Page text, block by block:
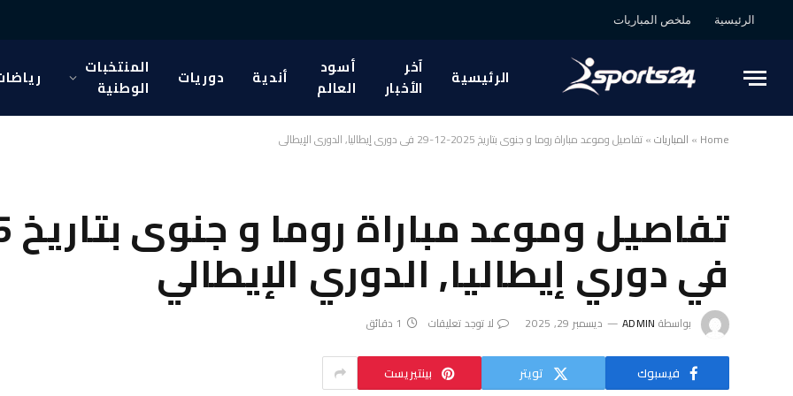
الرئيسية ملخص المباريات
الرئيسية
آخر
الأخبار
أسود
العالم
أندية دوريات
المنتخبات
الوطنية
Home
» المباريات»تفاصيل وموعد مباراة روما و جنوى بتاريخ 2025-12-29 في دوري إيطاليا, الدوري الإيطالي
في دوري إيطاليا, الدوري الإيطالي
بواسطة ADMIN ديسمبر 29, 2025 لا توجد تعليقات 1 دقائق
فيسبوك تويتر بينتيريست